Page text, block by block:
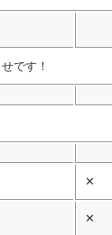
です！
✕
✕